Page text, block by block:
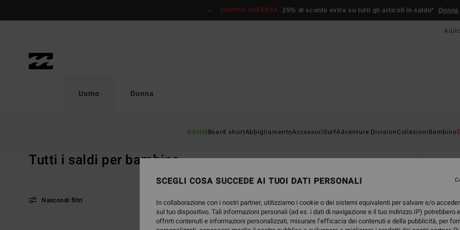
DOPPIA OFFERTA 25% di sconto extra su tutti gli articoli in saldo* Donna
Uomo
NovitàBoard shortAbbigliamentoAccessoriSurfAdventure DivisionCollezioniBambino
Donna
Tutti i Saldi per Bambino
Tutti i saldi per bambinoVedi Tutto Board short Abbigliamento Accessori Muta surf
Nascondi filtri
Salta
Vai
SCEGLI COSA SUCCEDE AI TUOI DATI PERSONALI
In collaborazione con i nostri partner, utilizziamo i cookie o dei sistemi equivalenti per salvare e/o
sul tuo dispositivo. Tali informazioni personali (ad es. i dati di navigazione e il tuo indirizzo IP) potrebbero
offrirti contenuti e informazioni personalizzati, misurare l’efficacia dei contenuti e della pubblicità, per